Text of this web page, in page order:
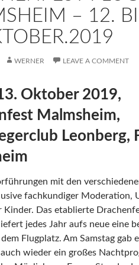
– 12.
WERNER LEAVE A COMMENT
Oktober 2019,
Malmsheim,
Leonberg,
mit den
fachkundiger Moderation,
Kinder. Das etablierte
jedes Jahr aufs neue eine
Flugplatz. Am Samstag gab
wieder ein großes